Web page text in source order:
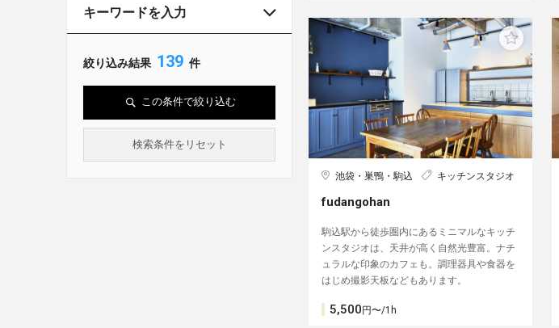
池袋・巣鴨・駒込 キッチンスタジオ
fudangohan
駒込駅から徒歩圏内にあるミニマルなキッチ
ンスタジオは、天井が高く自然光豊富。ナチ
ュラルな印象のカフェも。調理器具や食器を
はじめ撮影天板などもあります。
5,500 円〜/1h
キーワードを入力
絞り込み結果 139 件
この条件で絞り込む
検索条件をリセット